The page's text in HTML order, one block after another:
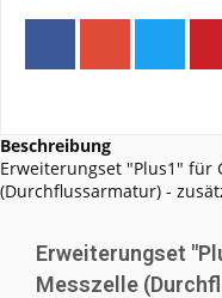
Beschreibung
Erweiterungset "Plus1" für
(Durchflussarmatur) -
Erweiterungset
Messzelle